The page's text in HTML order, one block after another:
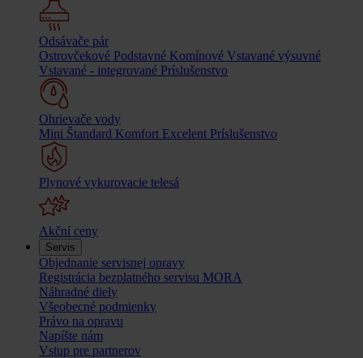
Odsávače pár
Ostrovčekové Podstavné Komínové Vstavané výsuvné
Vstavané - integrované Príslušenstvo
Ohrievače vody
Mini Štandard Komfort Excelent Príslušenstvo
Plynové vykurovacie telesá
Akční ceny
Servis
Objednanie servisnej opravy
Registrácia bezplatného servisu MORA
Náhradné diely
Všeobecné podmienky
Právo na opravu
Napíšte nám
Vstup pre partnerov